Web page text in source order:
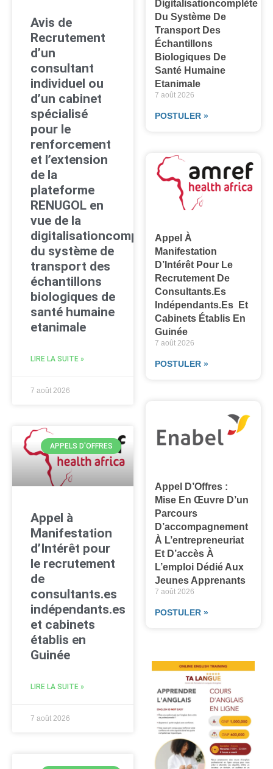
Avis de
Recrutement
d’un
consultant
individuel ou
d’un cabinet
spécialisé
pour le
renforcement
et l’extension
de la
plateforme
RENUGOL en
vue de la
digitalisationcomplète
du système de
transport des
échantillons
biologiques de
santé humaine
etanimale
LIRE LA SUITE »
7 août 2026
APPELS D'OFFRES
Appel à
Manifestation
d’Intérêt pour
le recrutement
de
consultants.es
indépendants.es
et cabinets
établis en
Guinée
LIRE LA SUITE »
7 août 2026
Digitalisationcomplète
Du Système De
Transport Des
Échantillons
Biologiques De
Santé Humaine
Etanimale
7 août 2026
POSTULER »
Appel À
Manifestation
D’Intérêt Pour Le
Recrutement De
Consultants.es
Indépendants.es Et
Cabinets Établis En
Guinée
7 août 2026
POSTULER »
Appel D’Offres :
Mise En Œuvre D’un
Parcours
D’accompagnement
À L’entrepreneuriat
Et D’accès À
L’emploi Dédié Aux
Jeunes Apprenants
7 août 2026
POSTULER »